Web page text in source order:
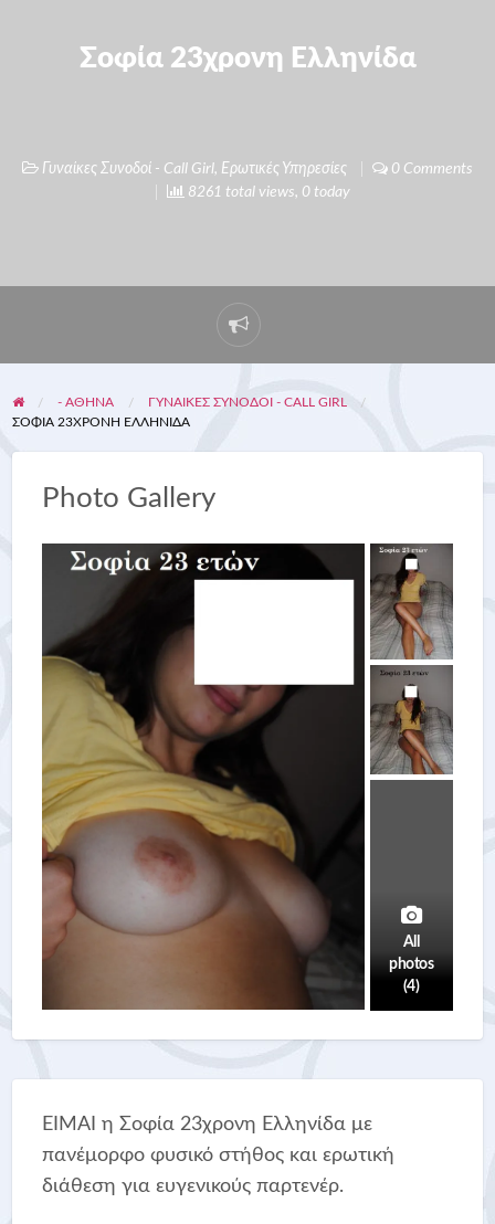
Σοφία 23χρονη Ελληνίδα
Γυναίκες Συνοδοί - Call Girl, Ερωτικές Υπηρεσίες
0 Comments
8261 total views, 0 today
- ΑΘΗΝΑ
ΓΥΝΑΊΚΕΣ ΣΥΝΟΔΟΊ - CALL GIRL
ΣΟΦΊΑ 23ΧΡΟΝΗ ΕΛΛΗΝΊΔΑ
Photo Gallery
All
photos
(4)
ΕΙΜΑΙ η Σοφία 23χρονη Ελληνίδα με
πανέμορφο φυσικό στήθος και ερωτική
διάθεση για ευγενικούς παρτενέρ.